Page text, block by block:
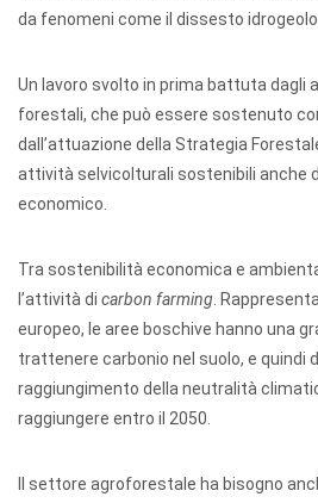
da fenomeni come il dissesto
Un lavoro svolto in prima battuta dagli
forestali, che può essere sostenuto
dall’attuazione della Strategia
attività selvicolturali sostenibili anche
economico.
Tra sostenibilità economica e
l’attività di carbon farming .
europeo, le aree boschive hanno una
trattenere carbonio nel suolo, e quindi
raggiungimento della neutralità
raggiungere entro il 2050.
Il settore agroforestale ha bisogno